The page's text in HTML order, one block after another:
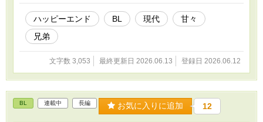
れるかも」 母に口止めした湊だったが、実は長
男で社長の駿人（はやと）とは、一度だけ会っ
たことがあって……？ 苦労人の社長義兄 × クー
中の「サクッと読める義兄弟BL」から、二人の
出会いを描いた書き下ろしSSです！
ハッピーエンド BL 現代
甘々
兄弟
文字数 3,053 最終更新日 2026.06.13 登録日 2026.06.12
BL 連載中 長編 お気に入りに追加 12